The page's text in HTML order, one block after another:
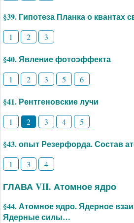
§39. Гипотеза Планка о квантах
1 2 3
§40. Явление фотоэффекта
1 2 3 5 6
§41. Рентгеновские лучи
1 2 3 4 5
§43. опыт Резерфорда. Состав
1 3 4
ГЛАВА VII. Атомное ядро
§44. Атомное ядро. Ядерное
Ядерные силы…